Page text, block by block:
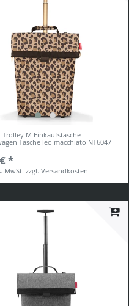
Trolley M Einkaufstasche
Tasche leo macchiato NT6047
*
MwSt. zzgl.Versandkosten